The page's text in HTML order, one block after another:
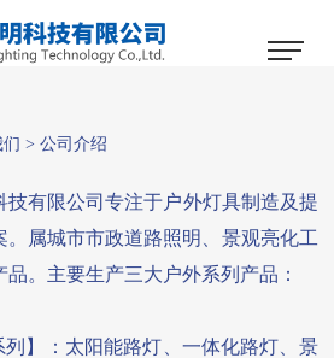
1
> 公司介绍
有限公司专注于户外灯具制造及提
。属城市市政道路照明、景观亮化工
。主要生产三大户外系列产品：
】：太阳能路灯、一体化路灯、景